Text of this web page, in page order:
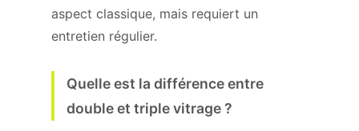
aspect classique, mais requiert un
entretien régulier.
Quelle est la différence entre
double et triple vitrage ?